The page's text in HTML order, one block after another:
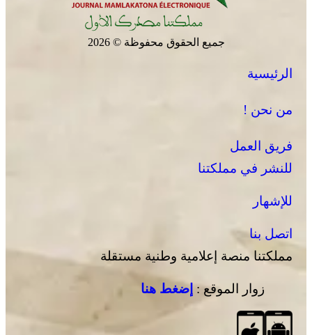
جميع الحقوق محفوظة © 2026
الرئيسية
من نحن !
فريق العمل
للنشر في مملكتنا
للإشهار
اتصل بنا
مملكتنا منصة إعلامية وطنية مستقلة
زوار الموقع : إضغط هنا